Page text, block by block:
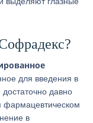
для введения в
давно
фармацевтическом
в